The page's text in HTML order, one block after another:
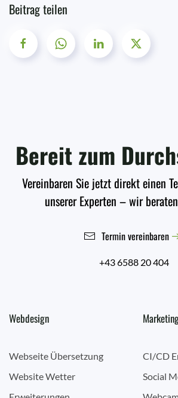
Beitrag teilen
Bereit zum
Vereinbaren Sie jetzt direkt einen
unserer Experten – wir
Termin vereinbaren
+43 6588 20 404
Webdesign
Webseite Übersetzung
Website Wetter
CI/CD
Social